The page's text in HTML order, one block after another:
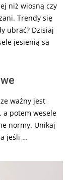
niż wiosną czy
Trendy się
ubrać? Dzisiaj
jesienią są
ważny jest
a potem wesele
normy. Unikaj
jeśli …